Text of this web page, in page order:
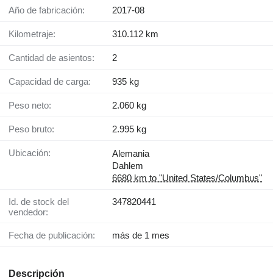
Año de fabricación: 2017-08
Kilometraje: 310.112 km
Cantidad de asientos: 2
Capacidad de carga: 935 kg
Peso neto: 2.060 kg
Peso bruto: 2.995 kg
Ubicación:
Alemania
Dahlem
6680 km to "United States/Columbus"
Id. de stock del
vendedor:
347820441
Fecha de publicación: más de 1 mes
Descripción